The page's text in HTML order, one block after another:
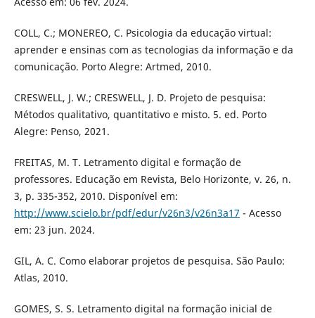
COLL, C.; MONEREO, C. Psicologia da educação virtual:
aprender e ensinas com as tecnologias da informação e da
comunicação. Porto Alegre: Artmed, 2010.
CRESWELL, J. W.; CRESWELL, J. D. Projeto de pesquisa:
Métodos qualitativo, quantitativo e misto. 5. ed. Porto
Alegre: Penso, 2021.
FREITAS, M. T. Letramento digital e formação de
professores. Educação em Revista, Belo Horizonte, v. 26, n.
3, p. 335-352, 2010. Disponível em:
http://www.scielo.br/pdf/edur/v26n3/v26n3a17 - Acesso
em: 23 jun. 2024.
GIL, A. C. Como elaborar projetos de pesquisa. São Paulo:
Atlas, 2010.
GOMES, S. S. Letramento digital na formação inicial de